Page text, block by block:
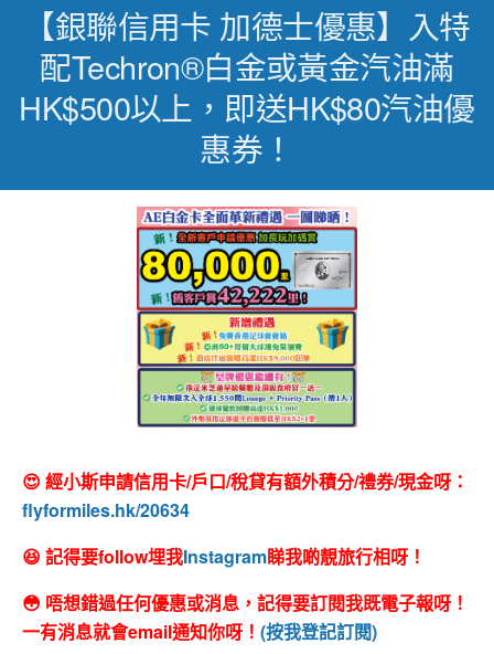
【銀聯信用卡 加德士優惠】入特
配Techron®白金或黃金汽油滿
HK$500以上，即送HK$80汽油優
惠券！
😍 經小斯申請信用卡/戶口/稅貸有額外積分/禮券/現金呀：
flyformiles.hk/20634
😆 記得要follow埋我Instagram睇我啲靚旅行相呀！
😳 唔想錯過任何優惠或消息，記得要訂閱我既電子報呀！
一有消息就會email通知你呀！ (按我登記訂閱)